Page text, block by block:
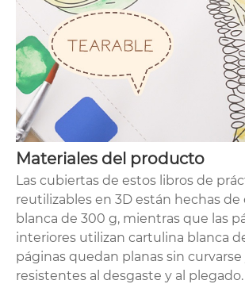
Materiales del producto
Las cubiertas de estos libros de
reutilizables en 3D están hechas de
blanca de 300 g, mientras que las
interiores utilizan cartulina blanca
páginas quedan planas sin curvarse
resistentes al desgaste y al plegado.